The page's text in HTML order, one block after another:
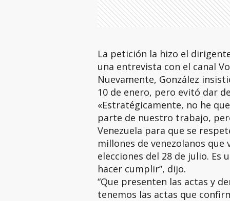
La petición la hizo el
una entrevista con el canal
Nuevamente, González
10 de enero, pero evitó dar
«Estratégicamente, no he
parte de nuestro trabajo,
Venezuela para que se
millones de venezolanos
elecciones del 28 de julio. Es
hacer cumplir”, dijo.
“Que presenten las actas y
tenemos las actas que